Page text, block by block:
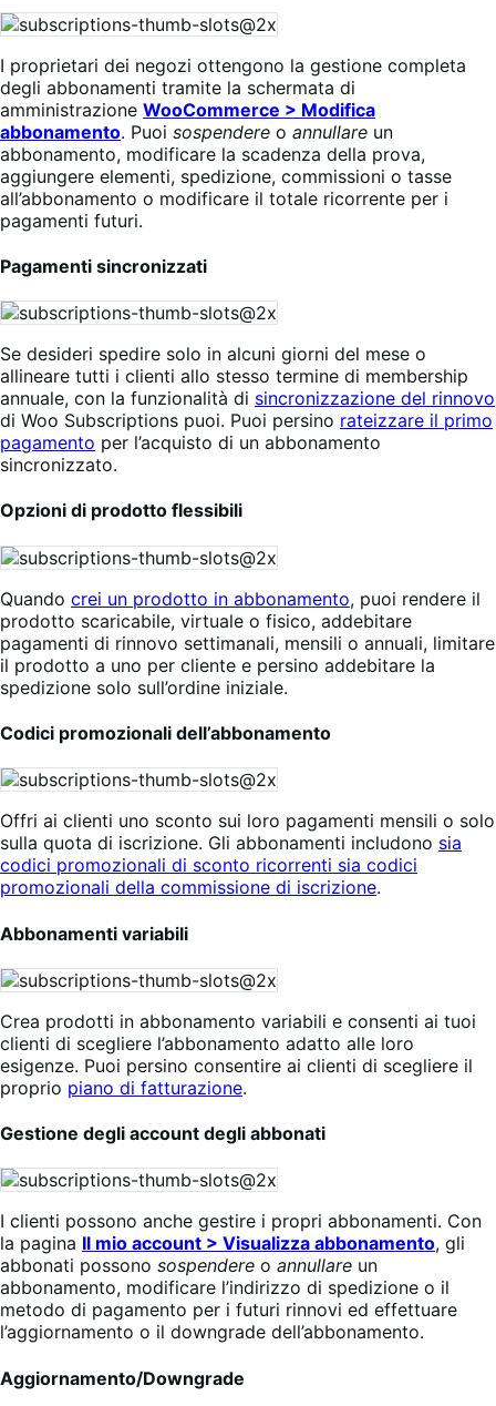
I proprietari dei negozi ottengono la gestione completa
degli abbonamenti tramite la schermata di
amministrazione WooCommerce > Modifica
abbonamento. Puoi sospendere o annullare un
abbonamento, modificare la scadenza della prova,
aggiungere elementi, spedizione, commissioni o tasse
all’abbonamento o modificare il totale ricorrente per i
pagamenti futuri.
Pagamenti sincronizzati
Se desideri spedire solo in alcuni giorni del mese o
allineare tutti i clienti allo stesso termine di membership
annuale, con la funzionalità di sincronizzazione del rinnovo
di Woo Subscriptions puoi. Puoi persino rateizzare il primo
pagamento per l’acquisto di un abbonamento
sincronizzato.
Opzioni di prodotto flessibili
Quando crei un prodotto in abbonamento, puoi rendere il
prodotto scaricabile, virtuale o fisico, addebitare
pagamenti di rinnovo settimanali, mensili o annuali, limitare
il prodotto a uno per cliente e persino addebitare la
spedizione solo sull’ordine iniziale.
Codici promozionali dell’abbonamento
Offri ai clienti uno sconto sui loro pagamenti mensili o solo
sulla quota di iscrizione. Gli abbonamenti includono sia
codici promozionali di sconto ricorrenti sia codici
promozionali della commissione di iscrizione.
Abbonamenti variabili
Crea prodotti in abbonamento variabili e consenti ai tuoi
clienti di scegliere l’abbonamento adatto alle loro
esigenze. Puoi persino consentire ai clienti di scegliere il
proprio piano di fatturazione.
Gestione degli account degli abbonati
I clienti possono anche gestire i propri abbonamenti. Con
la pagina Il mio account > Visualizza abbonamento, gli
abbonati possono sospendere o annullare un
abbonamento, modificare l’indirizzo di spedizione o il
metodo di pagamento per i futuri rinnovi ed effettuare
l’aggiornamento o il downgrade dell’abbonamento.
Aggiornamento/Downgrade